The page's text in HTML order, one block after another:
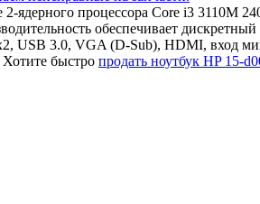
2-ядерного процессора Core i3
обеспечивает
USB 3.0, VGA (D-Sub), HDMI, вход
быстро продать ноутбук HP 15-